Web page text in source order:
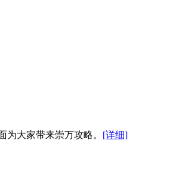
为大家带来崇万攻略。 [详细]